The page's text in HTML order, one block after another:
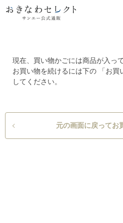
現在、買い物かごには商品が入っ
お買い物を続けるには下の 「お買
してください。
元の画面に戻ってお